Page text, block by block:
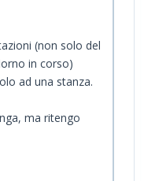
(non solo del
in corso)
ad una stanza.
ma ritengo